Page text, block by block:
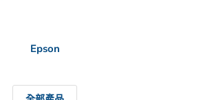
Epson